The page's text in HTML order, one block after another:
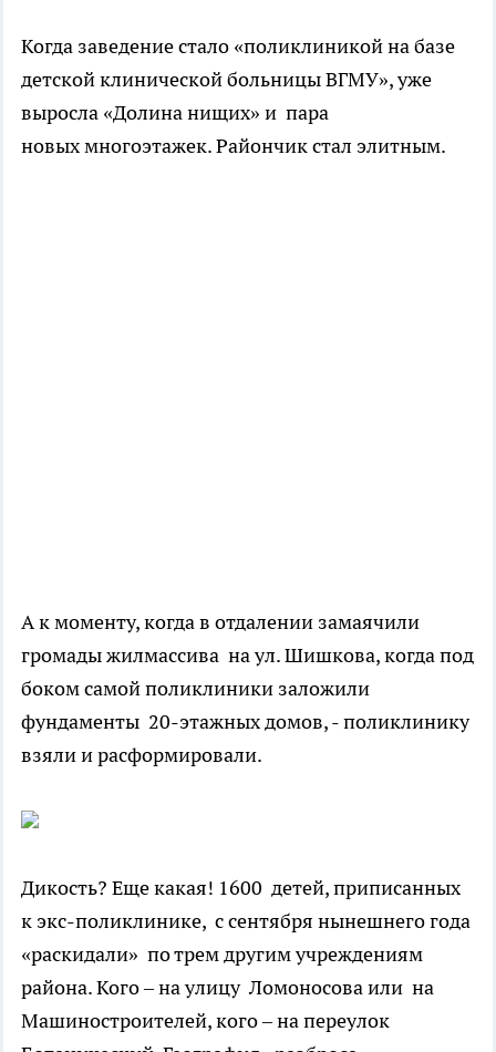
Когда заведение стало «поликлиникой на базе
детской клинической больницы ВГМУ», уже
выросла «Долина нищих» и пара
новых многоэтажек. Райончик стал элитным.
А к моменту, когда в отдалении замаячили
громады жилмассива на ул. Шишкова, когда под
боком самой поликлиники заложили
фундаменты 20-этажных домов, - поликлинику
взяли и расформировали.
Дикость? Еще какая! 1600 детей, приписанных
к экс-поликлинике, с сентября нынешнего года
«раскидали» по трем другим учреждениям
района. Кого – на улицу Ломоносова или на
Машиностроителей, кого – на переулок